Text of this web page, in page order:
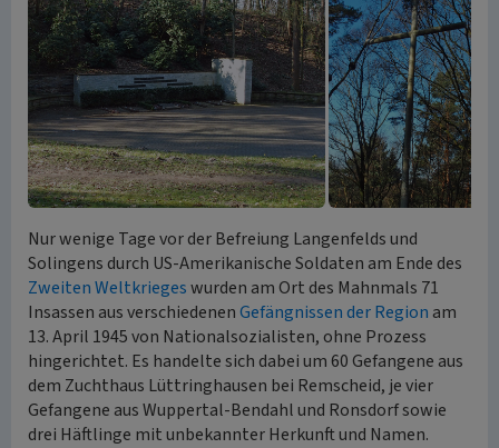
Nur wenige Tage vor der Befreiung Langenfelds und
Solingens durch US-Amerikanische Soldaten am Ende des
Zweiten Weltkriegeswurden am Ort des Mahnmals 71
Insassen aus verschiedenenGefängnissen der Region am
13. April 1945 von Nationalsozialisten, ohne Prozess
hingerichtet. Es handelte sich dabei um 60 Gefangene aus
dem Zuchthaus Lüttringhausen bei Remscheid, je vier
Gefangene aus Wuppertal-Bendahl und Ronsdorf sowie
drei Häftlinge mit unbekannter Herkunft und Namen.